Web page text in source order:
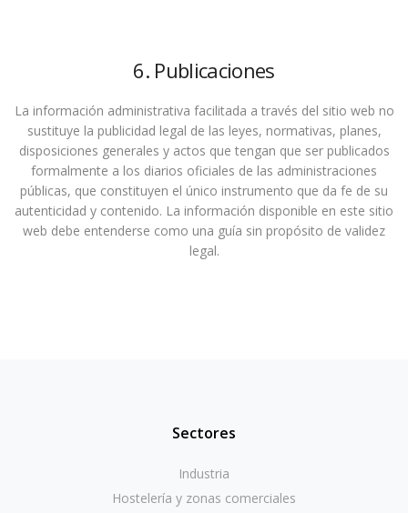
6. Publicaciones
La información administrativa facilitada a través del sitio web no
sustituye la publicidad legal de las leyes, normativas, planes,
disposiciones generales y actos que tengan que ser publicados
formalmente a los diarios oficiales de las administraciones
públicas, que constituyen el único instrumento que da fe de su
autenticidad y contenido. La información disponible en este sitio
web debe entenderse como una guía sin propósito de validez
legal.
Sectores
Industria
Hostelería y zonas comerciales